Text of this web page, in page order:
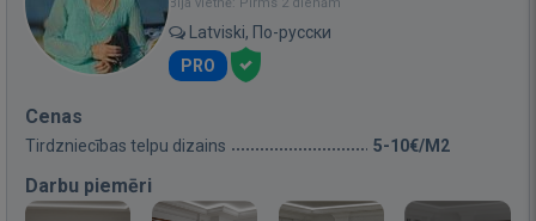
Latviski, По-русски
PRO
Cenas
Tirdzniecības telpu dizains 5-10€/M2
Darbu piemēri